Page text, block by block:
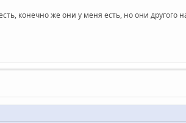
конечно же они у меня есть, но они другого